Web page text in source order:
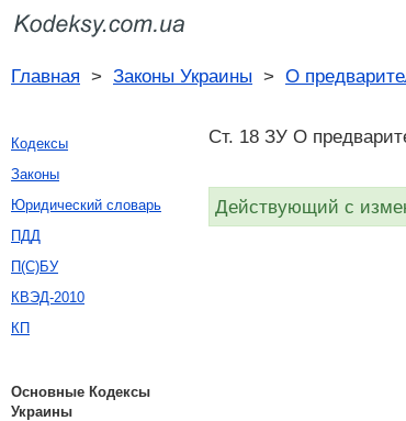
Главная > Законы Украины > О
Ст. 18 ЗУ О
Действующий с
Кодексы
Законы
Юридический словарь
ПДД
П(С)БУ
КВЭД-2010
КП
Основные Кодексы
Украины